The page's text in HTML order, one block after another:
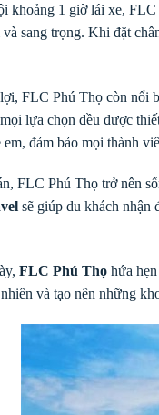
khoảng 1 giờ lái xe,
sang trọng. Khi đặt
FLC Phú Thọ còn nổi
lựa chọn đều được
đảm bảo mọi thành
FLC Phú Thọ trở nên
sẽ giúp du khách nhận
FLC Phú Thọ hứa
và tạo nên những